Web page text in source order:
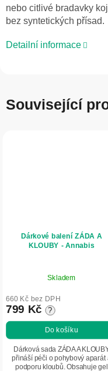
nebo citlivé bradavky
bez syntetických přísad.
Detailní informace
Související
Dárkové balení ZÁDA A
KLOUBY - Annabis
Skladem
660 Kč bez DPH
799 Kč ?
Do košíku
Dárková sada ZÁDA A
přináší péči o pohybový aparát
podporu kloubů. Obsahuje gel